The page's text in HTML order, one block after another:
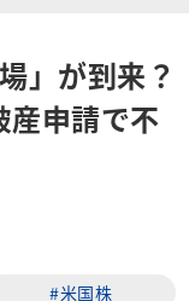
」が到来？
産申請で不
#米国株